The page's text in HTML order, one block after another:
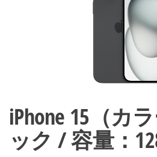
iPhone 15（カ
ック / 容量：